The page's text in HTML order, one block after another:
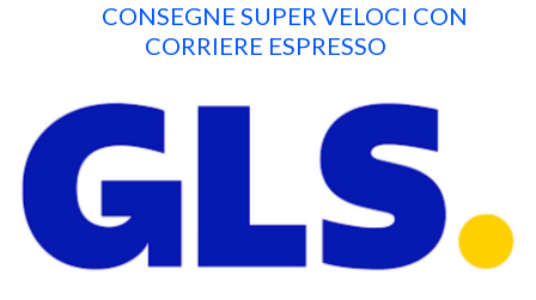
CONSEGNE SUPER VELOCI CON
CORRIERE ESPRESSO